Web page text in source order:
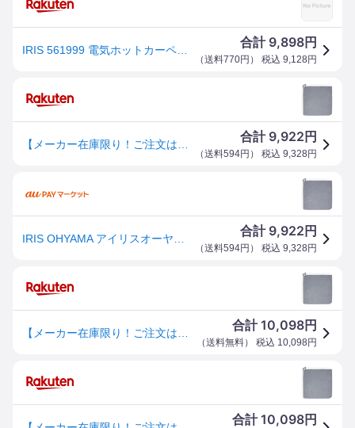
合計 9,898円
（送料770円 ） 税込 9,128 円
合計 9,922 円
（送料594円 ） 税込 9,328 円
合計 9,922 円
（送料594円 ） 税込 9,328 円
合計10,098円
（送料無料） 税込 10,098 円
合計10,098円